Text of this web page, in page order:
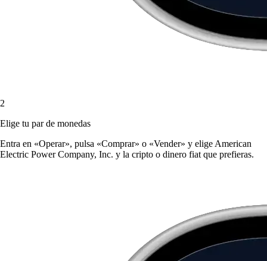
2
Elige tu par de monedas
Entra en «Operar», pulsa «Comprar» o «Vender» y elige American
Electric Power Company, Inc. y la cripto o dinero fiat que prefieras.